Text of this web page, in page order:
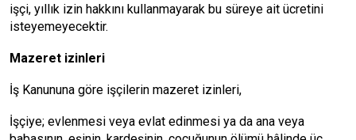
işçi, yıllık izin hakkını kullanmayarak bu süreye ait ücretini
isteyemeyecektir.
Mazeret izinleri
İş Kanununa göre işçilerin mazeret izinleri,
İşçiye; evlenmesi veya evlat edinmesi ya da ana veya